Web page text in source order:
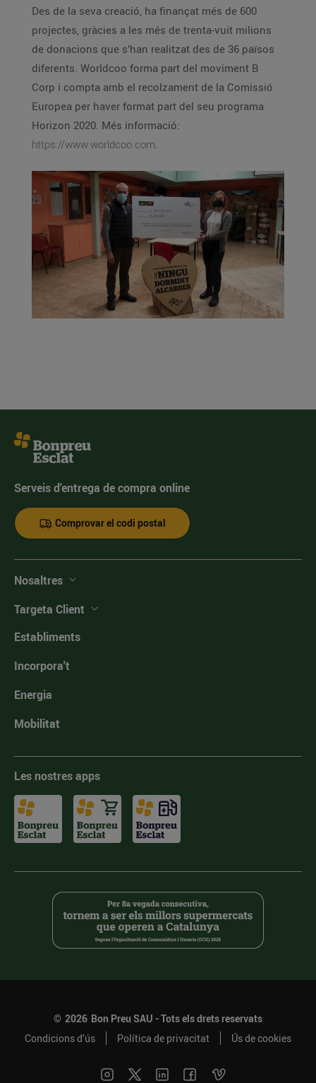
Des de la seva creació, ha finançat més de 600
projectes, gràcies a les més de trenta-vuit milions
de donacions que s’han realitzat des de 36 països
diferents. Worldcoo forma part del moviment B
Corp i compta amb el recolzament de la Comissió
Europea per haver format part del seu programa
Horizon 2020. Més informació:
https://www.worldcoo.com.
Serveis d'entrega de compra online
Comprovar el codi postal
Nosaltres
Targeta Client
Establiments
Incorpora't
Energia
Mobilitat
Les nostres apps
© 2026 Bon Preu SAU - Tots els drets reservats
Condicions d’ús
Política de privacitat Ús de cookies